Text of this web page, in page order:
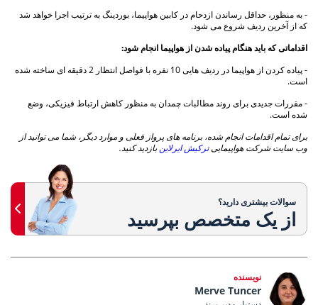
- به منظور، حداقل رساندن ازدحام در کابین هواپیما، بوردینگ به ترتیب اجرا خواهد شد
که از آخرین ردیف شروع می شود.
اقداماتی که باید هنگام پیاده شدن از هواپیما انجام شود:
- پیاده کردن از هواپیما در ردیف هایی 10 نفره با فواصل انتظار 2 دقیقه ای ساخته شده
است.
- مقررات جدیدی برای روند مطالبات چمدان به منظور کاهش ارتباط فیزیکی، وضع
شده است.
برای تمام اقدامات انجام شده، برنامه های پرواز فعلی و موارد دیگر، شما می توانید از
وب سایت شرکت هواپیماییترکیش ایرلاین بازدید کنید.
سوالات بیشتری دارید؟
از یک متخصص بپرسید
نویسنده
Merve Tuncer